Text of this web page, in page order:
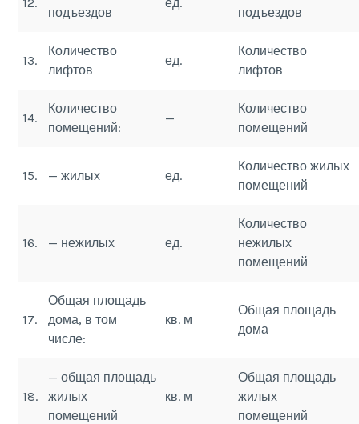
подъездов
подъездов
13.
Количество
лифтов
ед.
Количество
лифтов
14.
Количество
помещений:
—
Количество
помещений
15. — жилых ед.
Количество жилых
помещений
16. — нежилых ед.
Количество
нежилых
помещений
17.
Общая площадь
дома, в том
числе:
кв. м
Общая площадь
дома
18.
— общая площадь
жилых
помещений
кв. м
Общая площадь
жилых
помещений